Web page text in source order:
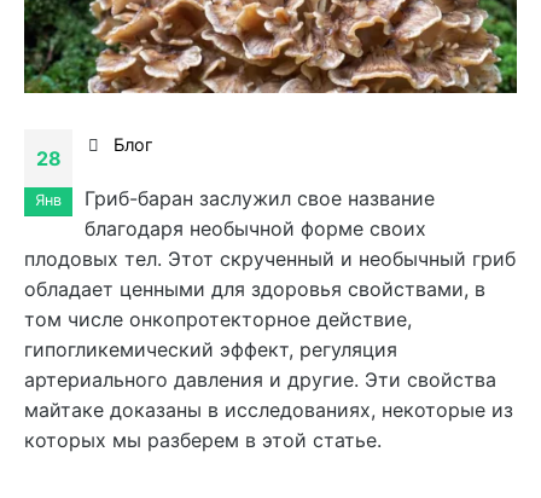
28
Янв
Блог
Гриб-баран заслужил свое название
благодаря необычной форме своих
плодовых тел. Этот скрученный и необычный гриб
обладает ценными для здоровья свойствами, в
том числе онкопротекторное действие,
гипогликемический эффект, регуляция
артериального давления и другие. Эти свойства
майтаке доказаны в исследованиях, некоторые из
которых мы разберем в этой статье.